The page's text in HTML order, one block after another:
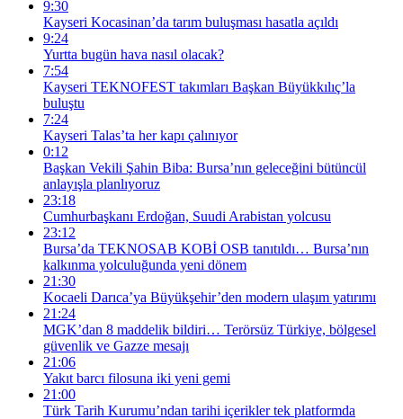
9:30
Kayseri Kocasinan’da tarım buluşması hasatla açıldı
9:24
Yurtta bugün hava nasıl olacak?
7:54
Kayseri TEKNOFEST takımları Başkan Büyükkılıç’la
buluştu
7:24
Kayseri Talas’ta her kapı çalınıyor
0:12
Başkan Vekili Şahin Biba: Bursa’nın geleceğini bütüncül
anlayışla planlıyoruz
23:18
Cumhurbaşkanı Erdoğan, Suudi Arabistan yolcusu
23:12
Bursa’da TEKNOSAB KOBİ OSB tanıtıldı… Bursa’nın
kalkınma yolculuğunda yeni dönem
21:30
Kocaeli Darıca’ya Büyükşehir’den modern ulaşım yatırımı
21:24
MGK’dan 8 maddelik bildiri… Terörsüz Türkiye, bölgesel
güvenlik ve Gazze mesajı
21:06
Yakıt barcı filosuna iki yeni gemi
21:00
Türk Tarih Kurumu’ndan tarihi içerikler tek platformda